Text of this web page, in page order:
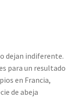
dejan indiferente.
para un resultado
en Francia,
de abeja